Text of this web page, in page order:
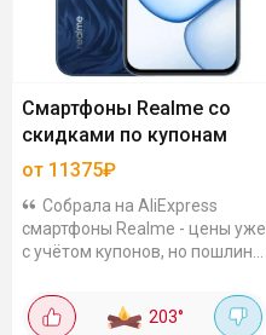
Смартфоны Realme со
скидками по купонам
от 11375₽
Собрала на AliExpress
смартфоны Realme - цены уже
с учётом купонов, но пошлину
и на любой бюджет, и под
любые задачи Realme GT7,
203°